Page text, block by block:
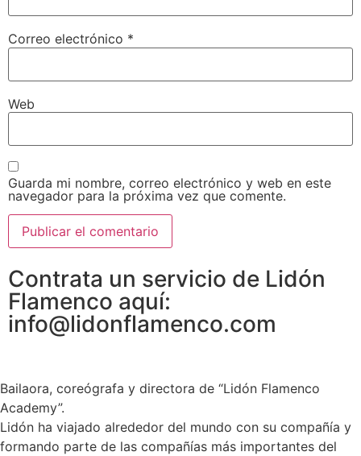
Correo electrónico *
Web
Guarda mi nombre, correo electrónico y web en este
navegador para la próxima vez que comente.
Contrata un servicio de Lidón
Flamenco aquí:
info@lidonflamenco.com
Bailaora, coreógrafa y directora de “Lidón Flamenco
Academy”.
Lidón ha viajado alrededor del mundo con su compañía y
formando parte de las compañías más importantes del